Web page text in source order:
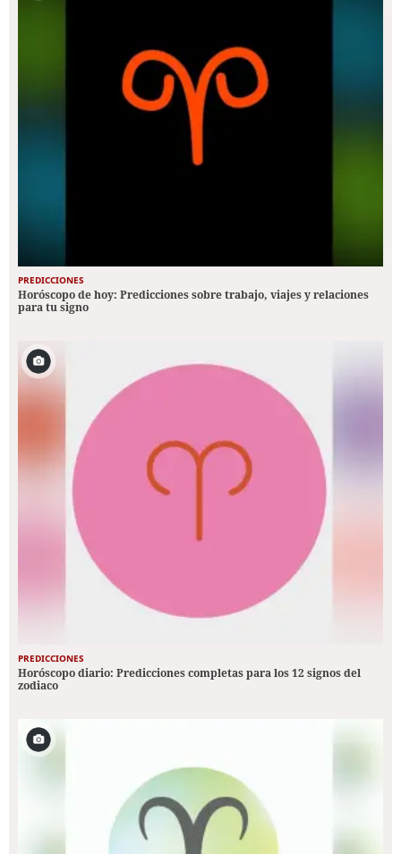
PREDICCIONES
Horóscopo de hoy: Predicciones sobre trabajo, viajes y relaciones
para tu signo
PREDICCIONES
Horóscopo diario: Predicciones completas para los 12 signos del
zodiaco